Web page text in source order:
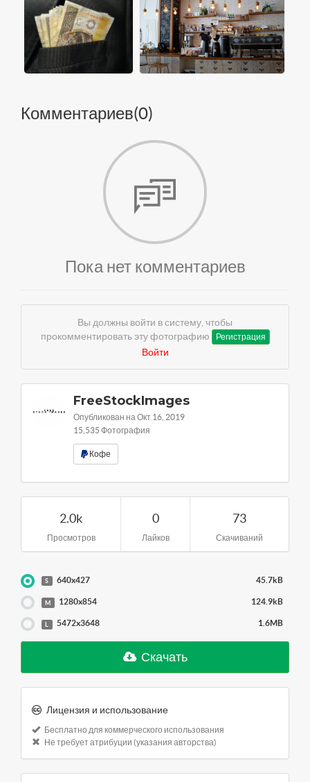
Комментариев(0)
Пока нет комментариев
Вы должны войти в систему, чтобы
прокомментировать эту фотографию
Регистрация
Войти
FreeStockImages
Опубликован на Окт 16, 2019
15,535 Фотография
Кофе
2.0k
Просмотров
0
Лайков
73
Скачиваний
S 640x427 45.7kB
M 1280x854 124.9kB
L 5472x3648 1.6MB
Скачать
Лицензия и использование
Бесплатно для коммерческого использования
Не требует атрибуции (указания авторства)